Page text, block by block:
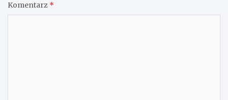
Komentarz *